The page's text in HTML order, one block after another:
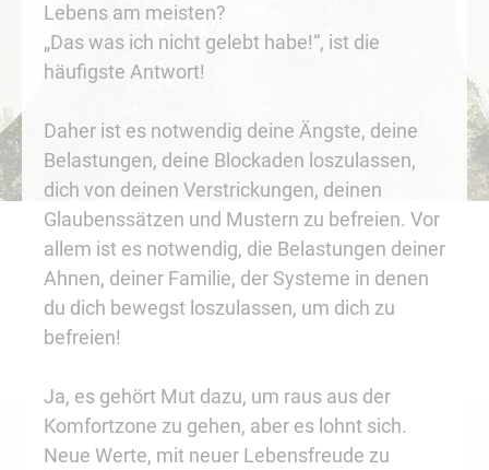
Lebens am meisten?
„Das was ich nicht gelebt habe!“, ist die
häufigste Antwort!
Daher ist es notwendig deine Ängste, deine
Belastungen, deine Blockaden loszulassen,
dich von deinen Verstrickungen, deinen
Glaubenssätzen und Mustern zu befreien. Vor
allem ist es notwendig, die Belastungen deiner
Ahnen, deiner Familie, der Systeme in denen
du dich bewegst loszulassen, um dich zu
befreien!
Ja, es gehört Mut dazu, um raus aus der
Komfortzone zu gehen, aber es lohnt sich.
Neue Werte, mit neuer Lebensfreude zu